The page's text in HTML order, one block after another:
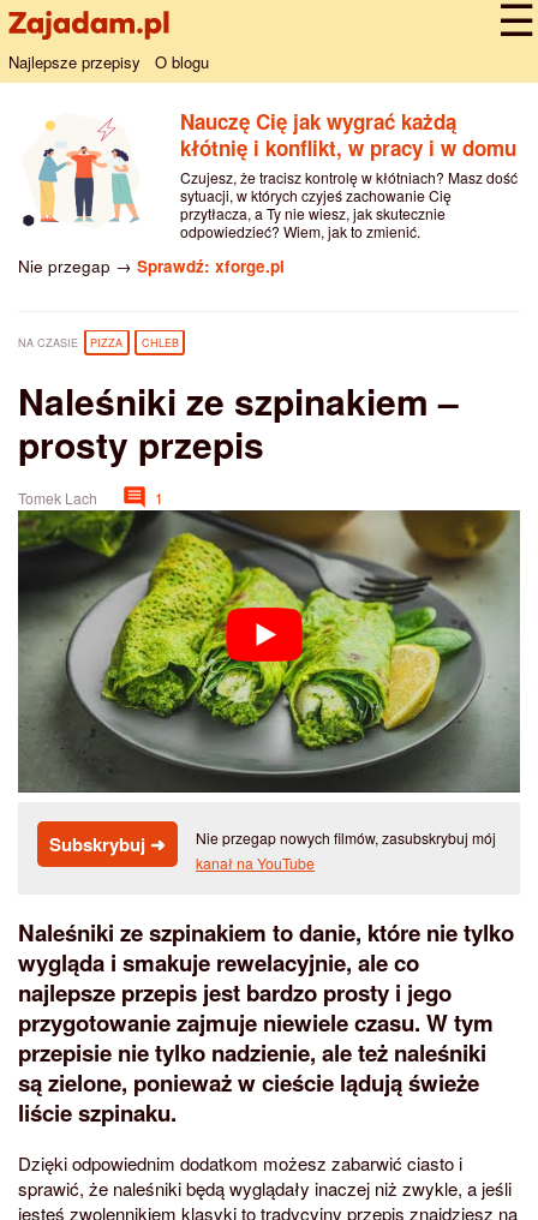
Najlepsze przepisy O blogu
Nauczę Cię jak wygrać każdą
kłótnię i konflikt, w pracy i w domu
Czujesz, że tracisz kontrolę w kłótniach? Masz dość
sytuacji, w których czyjeś zachowanie Cię
przytłacza, a Ty nie wiesz, jak skutecznie
odpowiedzieć? Wiem, jak to zmienić.
Nie przegap → Sprawdź: xforge.pl
NA CZASIE PIZZA CHLEB
Naleśniki ze szpinakiem –
prosty przepis
Tomek Lach 1
Subskrybuj ➜
Nie przegap nowych filmów, zasubskrybuj mój
kanał na YouTube
Naleśniki ze szpinakiem to danie, które nie tylko
wygląda i smakuje rewelacyjnie, ale co
najlepsze przepis jest bardzo prosty i jego
przygotowanie zajmuje niewiele czasu. W tym
przepisie nie tylko nadzienie, ale też naleśniki
są zielone, ponieważ w cieście lądują świeże
liście szpinaku.
Dzięki odpowiednim dodatkom możesz zabarwić ciasto i
sprawić, że naleśniki będą wyglądały inaczej niż zwykle, a jeśli
jesteś zwolennikiem klasyki to tradycyjny przepis znajdziesz na